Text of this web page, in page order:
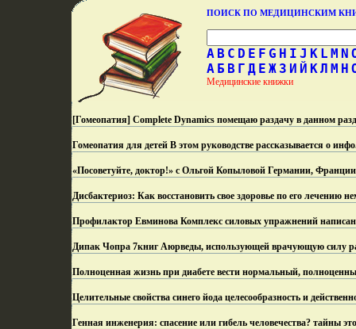
ПОИСК ПО МЕДИЦИНСКИМ
A B C D E F G H I J K L M N
А Б В Г Д Е Ж З И Й КЛ М Н
Медицинские книжки
[Гомеопатия] Complete Dynamics помещаю раздачу в данном
Гомеопатия для детей В этом руководстве рассказывается о
«Посоветуйте, доктор!» с Ольгой Копыловой Германии,
Дисбактериоз: Как восстановить свое здоровье по его лечению
Профилактор Евминова Комплекс силовых упражнений
Дипак Чопра 7книг Аюрведы, использующей врачующую силу
Полноценная жизнь при диабете вести нормальный,
Целительные свойства синего йода целесообразность и
Генная инженерия: спасение или гибель человечества? тайны